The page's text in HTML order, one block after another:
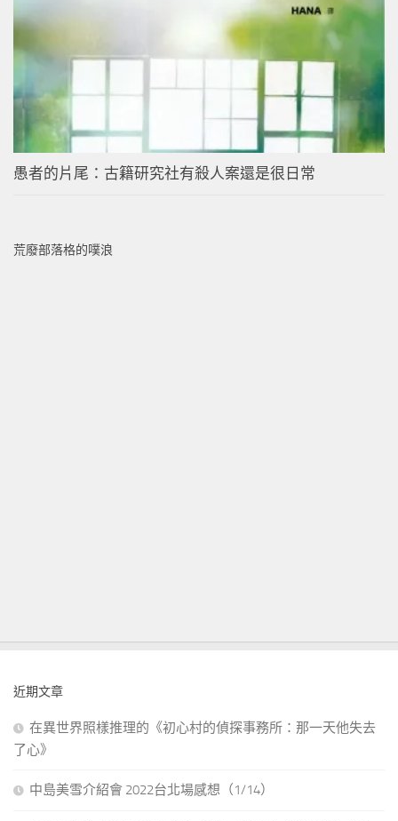
愚者的片尾：古籍研究社有殺人案還是很日常
荒廢部落格的噗浪
近期文章
在異世界照樣推理的《初心村的偵探事務所：那一天他失去
了心》
中島美雪介紹會 2022台北場感想（1/14）